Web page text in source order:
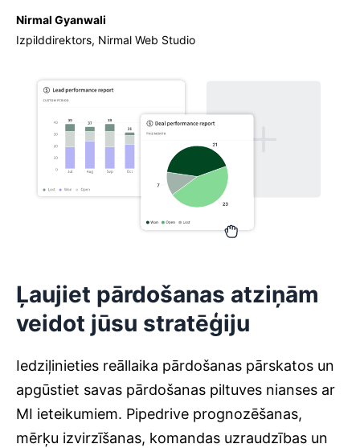
Nirmal Gyanwali
Izpilddirektors, Nirmal Web Studio
Ļaujiet pārdošanas atziņām
veidot jūsu stratēģiju
Iedziļinieties reāllaika pārdošanas pārskatos un
apgūstiet savas pārdošanas piltuves nianses ar
MI ieteikumiem. Pipedrive prognozēšanas,
mērķu izvirzīšanas, komandas uzraudzības un